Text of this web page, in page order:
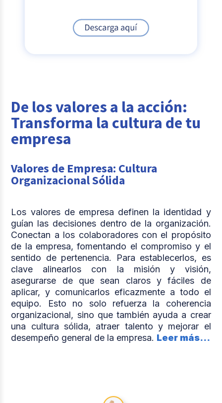
De los valores a la acción:
Transforma la cultura de tu
empresa
Valores de Empresa: Cultura
Organizacional Sólida
Los valores de empresa definen la identidad y
guían las decisiones dentro de la organización.
Conectan a los colaboradores con el propósito
de la empresa, fomentando el compromiso y el
sentido de pertenencia. Para establecerlos, es
clave alinearlos con la misión y visión,
asegurarse de que sean claros y fáciles de
aplicar, y comunicarlos eficazmente a todo el
equipo. Esto no solo refuerza la coherencia
organizacional, sino que también ayuda a crear
una cultura sólida, atraer talento y mejorar el
desempeño general de la empresa. Leer más...